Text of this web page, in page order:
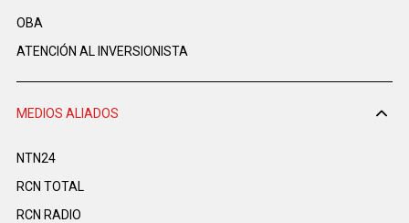
OBA
ATENCIÓN AL INVERSIONISTA
MEDIOS ALIADOS
NTN24
RCN TOTAL
RCN RADIO